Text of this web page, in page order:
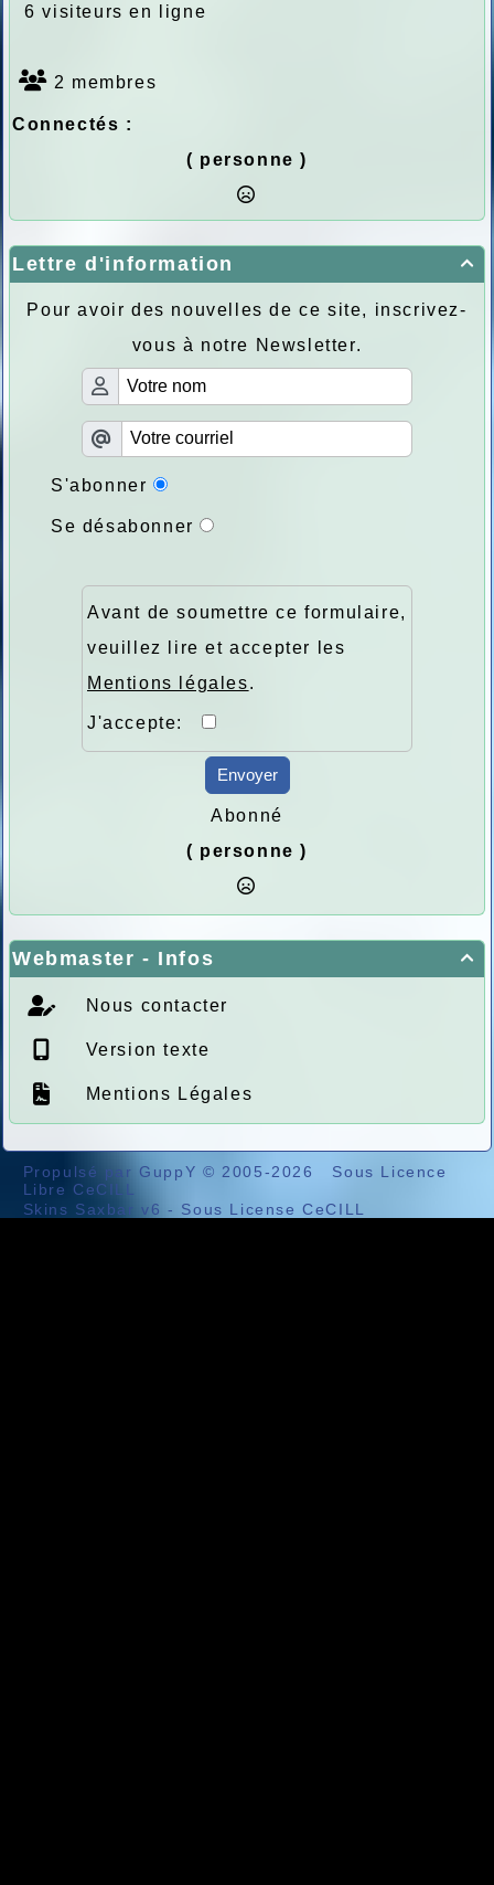
6 visiteurs en ligne
2 membres
Connectés :
( personne )

Lettre d'information
Pour avoir des nouvelles de ce site, inscrivez-
vous à notre Newsletter.
S'abonner
Se désabonner
Avant de soumettre ce formulaire,
veuillez lire et accepter les
Mentions légales.
J'accepte:
Envoyer
Abonné
( personne )

Webmaster - Infos
Nous contacter
Version texte
Mentions Légales
Propulsé par GuppY © 2005-2026
Sous Licence
Libre CeCILL
Skins Saxbar v6 - Sous License CeCILL